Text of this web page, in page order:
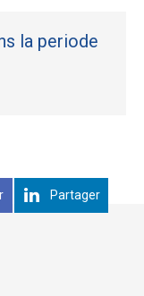
la periode
Partager